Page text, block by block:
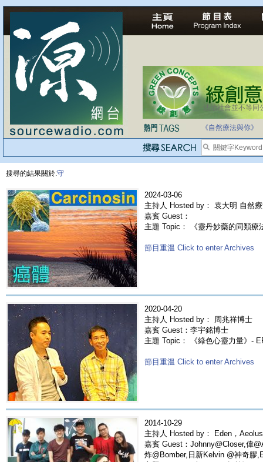
法治社會並不等同
《自然療法與你》
搜尋的結果關於:守
2024-03-06
主持人 Hosted by： 袁大明 自然
嘉賓 Guest：
主題 Topic： 《靈丹妙藥的同類
節目重溫 Click to enter Archives
2020-04-20
主持人 Hosted by： 周兆祥博士
嘉賓 Guest：李宇銘博士
主題 Topic： 《綠色心靈力量》-
節目重溫 Click to enter Archives
2014-10-29
主持人 Hosted by： Eden，Aeolus
嘉賓 Guest：Johnny@Closer,偉
炸@Bomber,日新Kelvin @神奇膠